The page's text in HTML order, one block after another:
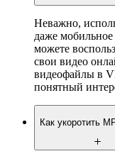
Неважно,
даже
можете
свои видео
видеофайлы в
понятный
Как укоротить